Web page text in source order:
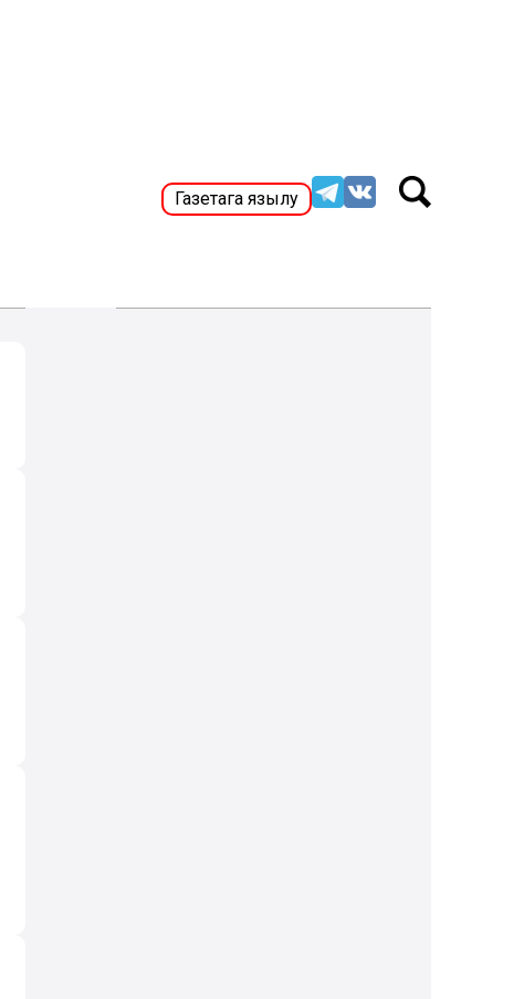
Газетага язылу